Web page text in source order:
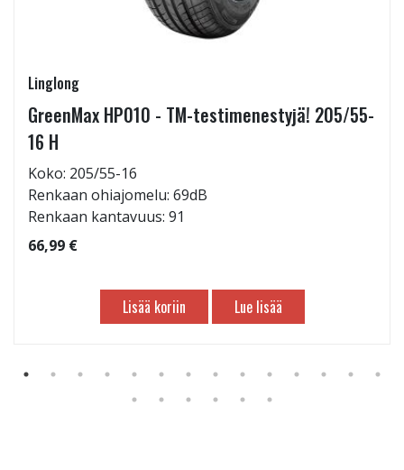
Linglong
GreenMax HP010 - TM-testimenestyjä! 205/55-
16 H
Koko: 205/55-16
Renkaan ohiajomelu: 69dB
Renkaan kantavuus: 91
66,99 €
Lisää koriin Lue lisää